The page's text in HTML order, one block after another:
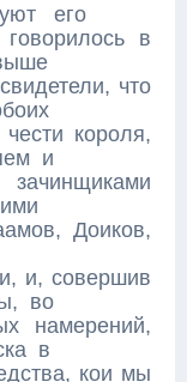
его
в
что
короля,
и
Доиков,
и, совершив
во
намерений,
в
кои мы